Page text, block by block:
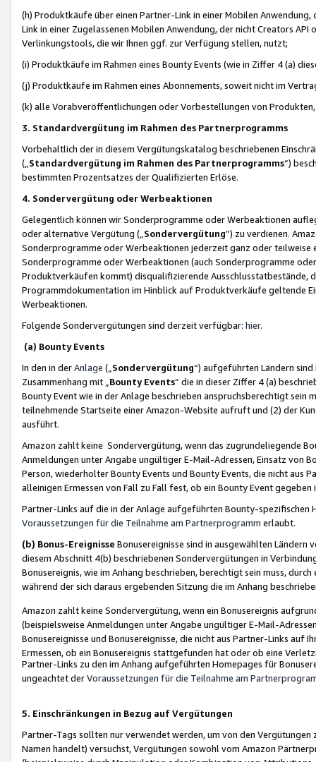
(h) Produktkäufe über einen Partner-Link in einer Mobilen
Link in einer Zugelassenen Mobilen Anwendung, der nicht Creators
Verlinkungstools, die wir Ihnen ggf. zur Verfügung stellen, nutzt;
(i) Produktkäufe im Rahmen eines Bounty Events (wie in Ziffer 4 (a)
(j) Produktkäufe im Rahmen eines Abonnements, soweit nicht im
(k) alle Vorabveröffentlichungen oder Vorbestellungen von
3. Standardvergütung im Rahmen des Partnerprogramms
Vorbehaltlich der in diesem Vergütungskatalog beschriebenen
(„ Standardvergütung im Rahmen des Partnerprogramms“)
bestimmten Prozentsatzes der Qualifizierten Erlöse.
4. Sondervergütung oder Werbeaktionen
Gelegentlich können wir Sonderprogramme oder Werbeaktionen
oder alternative Vergütung („ Sondervergütung”) zu verdienen.
Sonderprogramme oder Werbeaktionen jederzeit ganz oder
Sonderprogramme oder Werbeaktionen (auch Sonderprogramme
Produktverkäufen kommt) disqualifizierende Ausschlusstatbestände,
Programmdokumentation im Hinblick auf Produktverkäufe geltende
Werbeaktionen.
Folgende Sondervergütungen sind derzeit verfügbar: hier.
(a) Bounty Events
In den in derAnlage („ Sondervergütung“) aufgeführten Ländern
Zusammenhang mit „ Bounty Events“ die in dieser Ziffer 4 (a)
Bounty Event wie in der Anlage beschrieben anspruchsberechtigt sein
teilnehmende Startseite einer Amazon-Website aufruft und (2) der
ausführt.
Amazon zahlt keine Sondervergütung, wenn das zugrundeliegende
Anmeldungen unter Angabe ungültiger E-Mail-Adressen, Einsatz von
Person, wiederholter Bounty Events und Bounty Events, die nicht
alleinigen Ermessen von Fall zu Fall fest, ob ein Bounty Event
Partner-Links auf die in der Anlage aufgeführten Bounty-spezifischen
Voraussetzungen für die Teilnahme am Partnerprogramm erlaubt.
(b) Bonus-Ereignisse Bonusereignisse sind in ausgewählten Ländern
diesem Abschnitt 4(b) beschriebenen Sondervergütungen in
Bonusereignis, wie im Anhang beschrieben, berechtigt sein muss,
während der sich daraus ergebenden Sitzung die im Anhang
Amazon zahlt keine Sondervergütung, wenn ein Bonusereignis
(beispielsweise Anmeldungen unter Angabe ungültiger E-Mail-
Bonusereignisse und Bonusereignisse, die nicht aus Partner-Links auf
Ermessen, ob ein Bonusereignis stattgefunden hat oder ob eine
Partner-Links zu den im Anhang aufgeführten Homepages für
ungeachtet derVoraussetzungen für die Teilnahme am
5. Einschränkungen in Bezug auf Vergütungen
Partner-Tags sollten nur verwendet werden, um von den
Namen handelt) versuchst, Vergütungen sowohl vom Amazon